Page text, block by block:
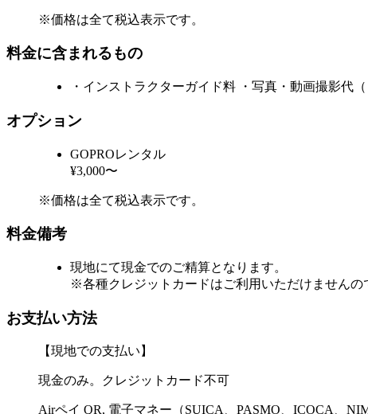
※価格は全て税込表示です。
料金に含まれるもの
・インストラクターガイド料 ・写真・動画撮影代
オプション
GOPROレンタル
¥3,000〜
※価格は全て税込表示です。
料金備考
現地にて現金でのご精算となります。
※各種クレジットカードはご利用いただけませんの
お支払い方法
【現地での支払い】
現金のみ。クレジットカード不可
Airペイ QR, 電子マネー（SUICA、PASMO、ICOCA、